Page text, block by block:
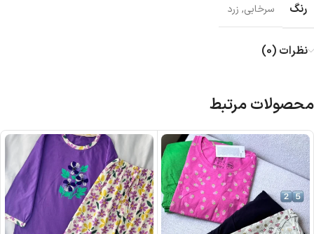
رنگ
سرخابی, زرد
نظرات (0)
محصولات مرتبط